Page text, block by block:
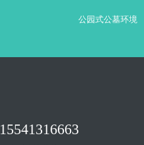
公园式公墓环境
15541316663